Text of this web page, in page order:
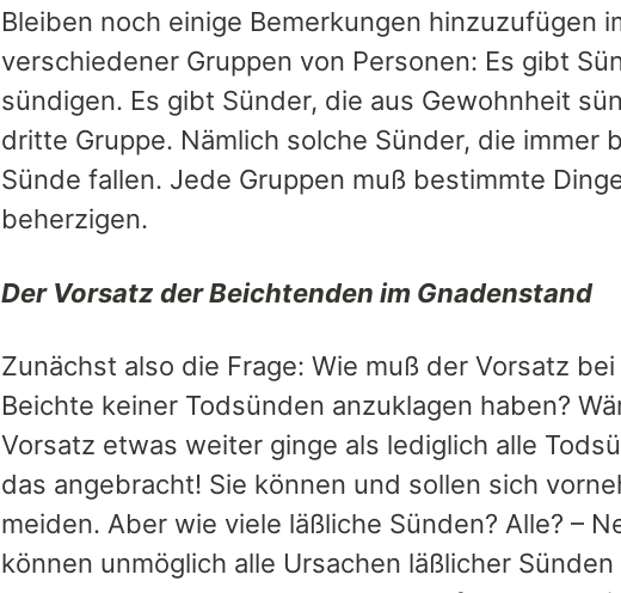
Bleiben noch einige Bemerkungen hinzuzufügen
verschiedener Gruppen von Personen: Es gibt
sündigen. Es gibt Sünder, die aus Gewohnheit
dritte Gruppe. Nämlich solche Sünder, die immer
Sünde fallen. Jede Gruppen muß bestimmte
beherzigen.
Der Vorsatz der Beichtenden im Gnadenstand
Zunächst also die Frage: Wie muß der Vorsatz
Beichte keiner Todsünden anzuklagen haben?
Vorsatz etwas weiter ginge als lediglich alle
das angebracht! Sie können und sollen sich
meiden. Aber wie viele läßliche Sünden? Alle? –
können unmöglich alle Ursachen läßlicher